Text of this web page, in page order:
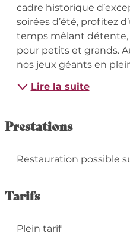
cadre historique
soirées d’été, profitez
temps mêlant
pour petits et grands.
nos jeux géants en
Lire la suite
Prestations
Restauration possible
Tarifs
Plein tarif